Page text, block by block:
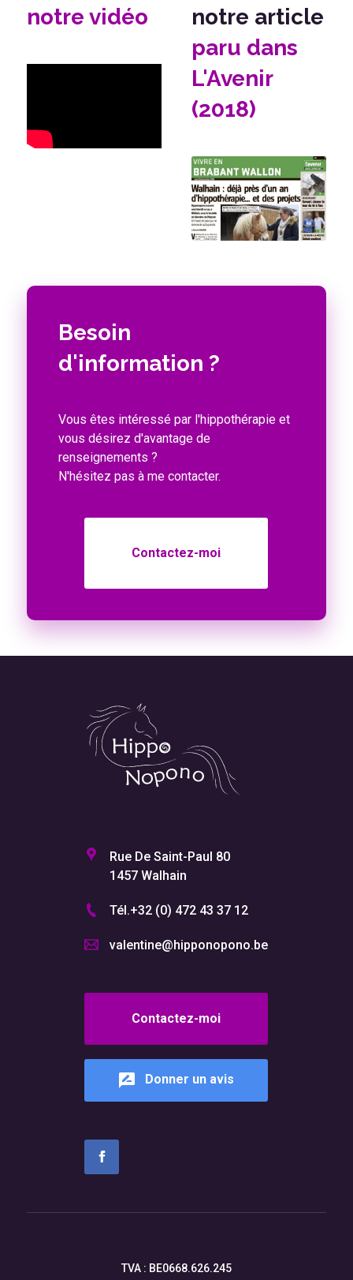
notre vidéo
notre article
paru dans
L'Avenir
(2018)
Besoin
d'information ?
Vous êtes intéressé par l'hippothérapie et
vous désirez d'avantage de
renseignements ?
N'hésitez pas à me contacter.
Contactez-moi
Rue De Saint-Paul 80
1457 Walhain
Tél.+32 (0) 472 43 37 12
valentine@hipponopono.be
Contactez-moi
Donner un avis
TVA : BE0668.626.245